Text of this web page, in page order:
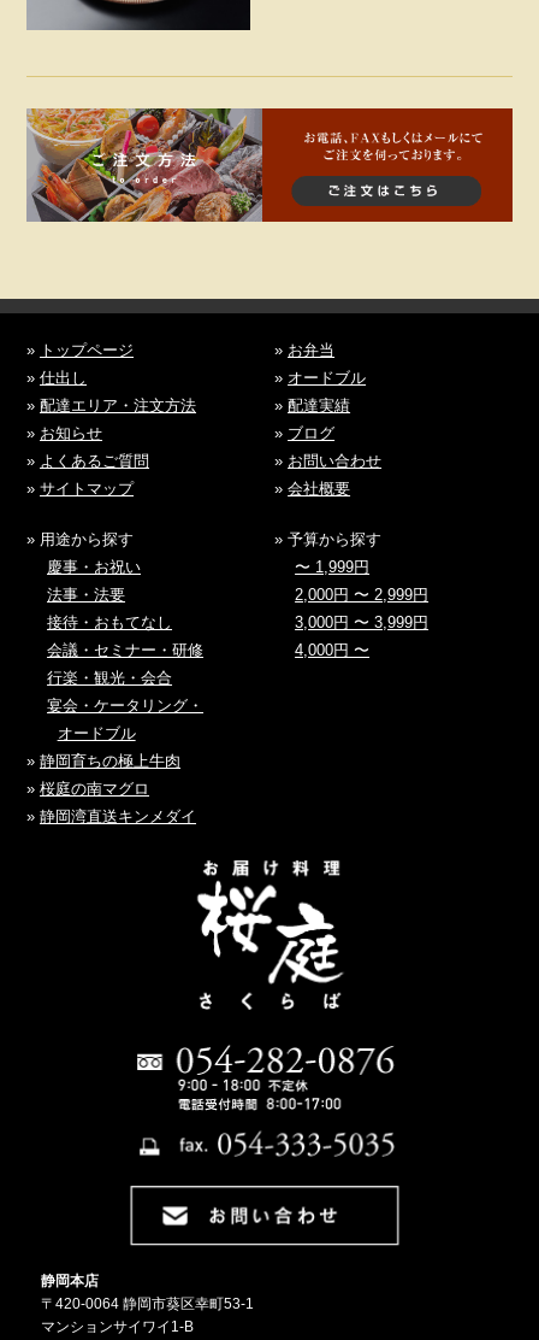
» トップページ » お弁当
»仕出し » オードブル
»配達エリア・注文方法 »配達実績
» お知らせ » ブログ
» よくあるご質問 » お問い合わせ
»サイトマップ »会社概要
» 用途から探す
慶事・お祝い
法事・法要
接待・おもてなし
会議・セミナー・研修
行楽・観光・会合
宴会・ケータリング・
オードブル
»静岡育ちの極上牛肉
»桜庭の南マグロ
»静岡湾直送キンメダイ
» 予算から探す
〜 1,999円
2,000円 〜 2,999円
3,000円 〜 3,999円
4,000円 〜
静岡本店
〒420-0064 静岡市葵区幸町53-1
マンションサイワイ1-B